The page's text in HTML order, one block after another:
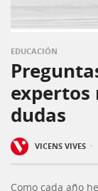
EDUCACIÓN
expertos
dudas
VICENS VIVES ·
Como cada año